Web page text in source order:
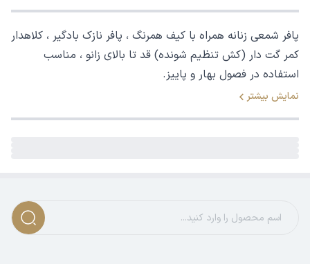
پافر شمعی زنانه همراه با کیف همرنگ ، پافر نازک بادگیر ، کلاهدار
کمر گت دار (کش تنظیم شونده) قد تا بالای زانو ، مناسب
استفاده در فصول بهار و پاییز.
نمایش بیشتر